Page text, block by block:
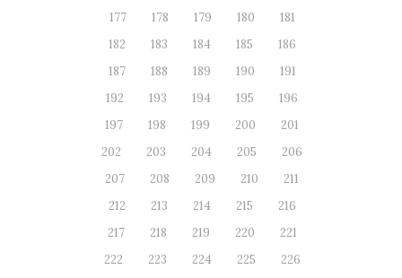
177
178 179 180
181
182
183 184 185
186
187
188 189 190
191
192
193 194 195
196
197
198 199 200
201
202
203 204 205
206
207
208 209 210
211
212
213 214 215
216
217
218 219 220
221
222
223 224 225
226